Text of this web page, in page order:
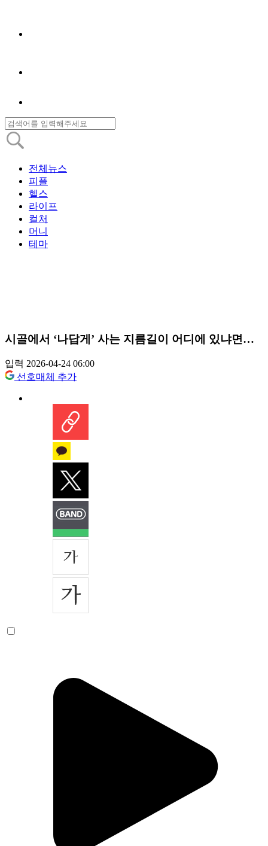
전체뉴스
피플
헬스
라이프
컬처
머니
테마
시골에서 ‘나답게’ 사는 지름길이 어디에 있냐면…
입력 2026-04-24 06:00
선호매체 추가